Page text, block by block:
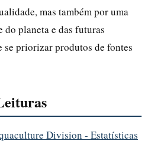
mas também por uma
planeta e das futuras
se priorizar produtos de fontes
Division - Estatísticas